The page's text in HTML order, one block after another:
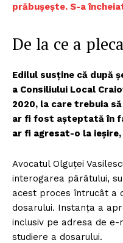
prăbușește. S-a
De la ce a
Edilul susține că după
a Consiliului Local
2020, la care trebuia
ar fi fost așteptată în
ar fi agresat-o la
Avocatul Olguței
interogarea pârâtului,
acest proces întrucât a
dosarului. Instanța a
inclusiv pe adresa de
studiere a dosarului.